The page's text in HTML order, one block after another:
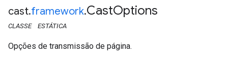
cast.framework.CastOptions
CLASSE ESTÁTICA
Opções de transmissão de página.